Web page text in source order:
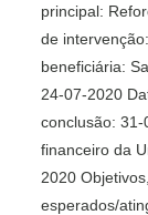
principal:
de
beneficiária:
24-07-2020
conclusão:
financeiro da
2020
esperados/